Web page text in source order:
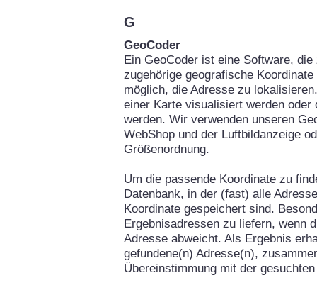
G
GeoCoder
Ein GeoCoder ist eine Software,
zugehörige geografische
möglich, die Adresse zu
einer Karte visualisiert werden
werden. Wir verwenden unseren
WebShop und der Luftbildanzeige
Größenordnung.
Um die passende Koordinate zu
Datenbank, in der (fast) alle
Koordinate gespeichert sind.
Ergebnisadressen zu liefern, wenn
Adresse abweicht. Als Ergebnis
gefundene(n) Adresse(n),
Übereinstimmung mit der